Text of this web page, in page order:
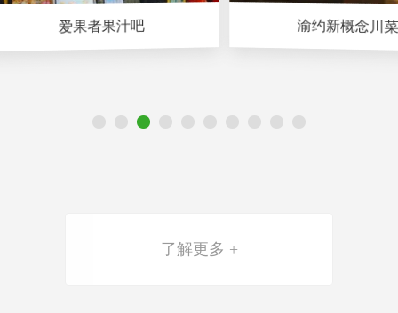
爱果者果汁吧 渝约新概念川菜
了解更多 +